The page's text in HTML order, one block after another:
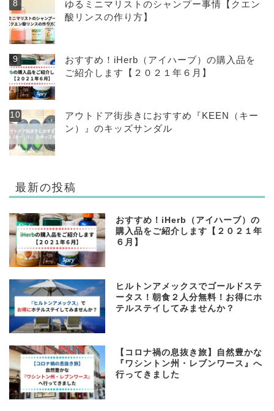
ゆるミニマリストのシャンプー事情【クエン
酸リンスの作り方】
おすすめ！iHerb（アイハーブ）の購入品を
ご紹介します【２０２１年６月】
アウトドア街歩きにおすすめ『KEEN（キー
ン）』のキッズサンダル
最新の投稿
おすすめ！iHerb（アイハーブ）の
購入品をご紹介します【２０２１年
６月】
ヒルトンアメックスでゴールドステ
ータス！朝食２人分無料！お得にホ
テルステイしてみませんか？
【コロナ禍の息抜き旅】自然豊かな
『ワシントン州・レブンワース』へ
行ってきました